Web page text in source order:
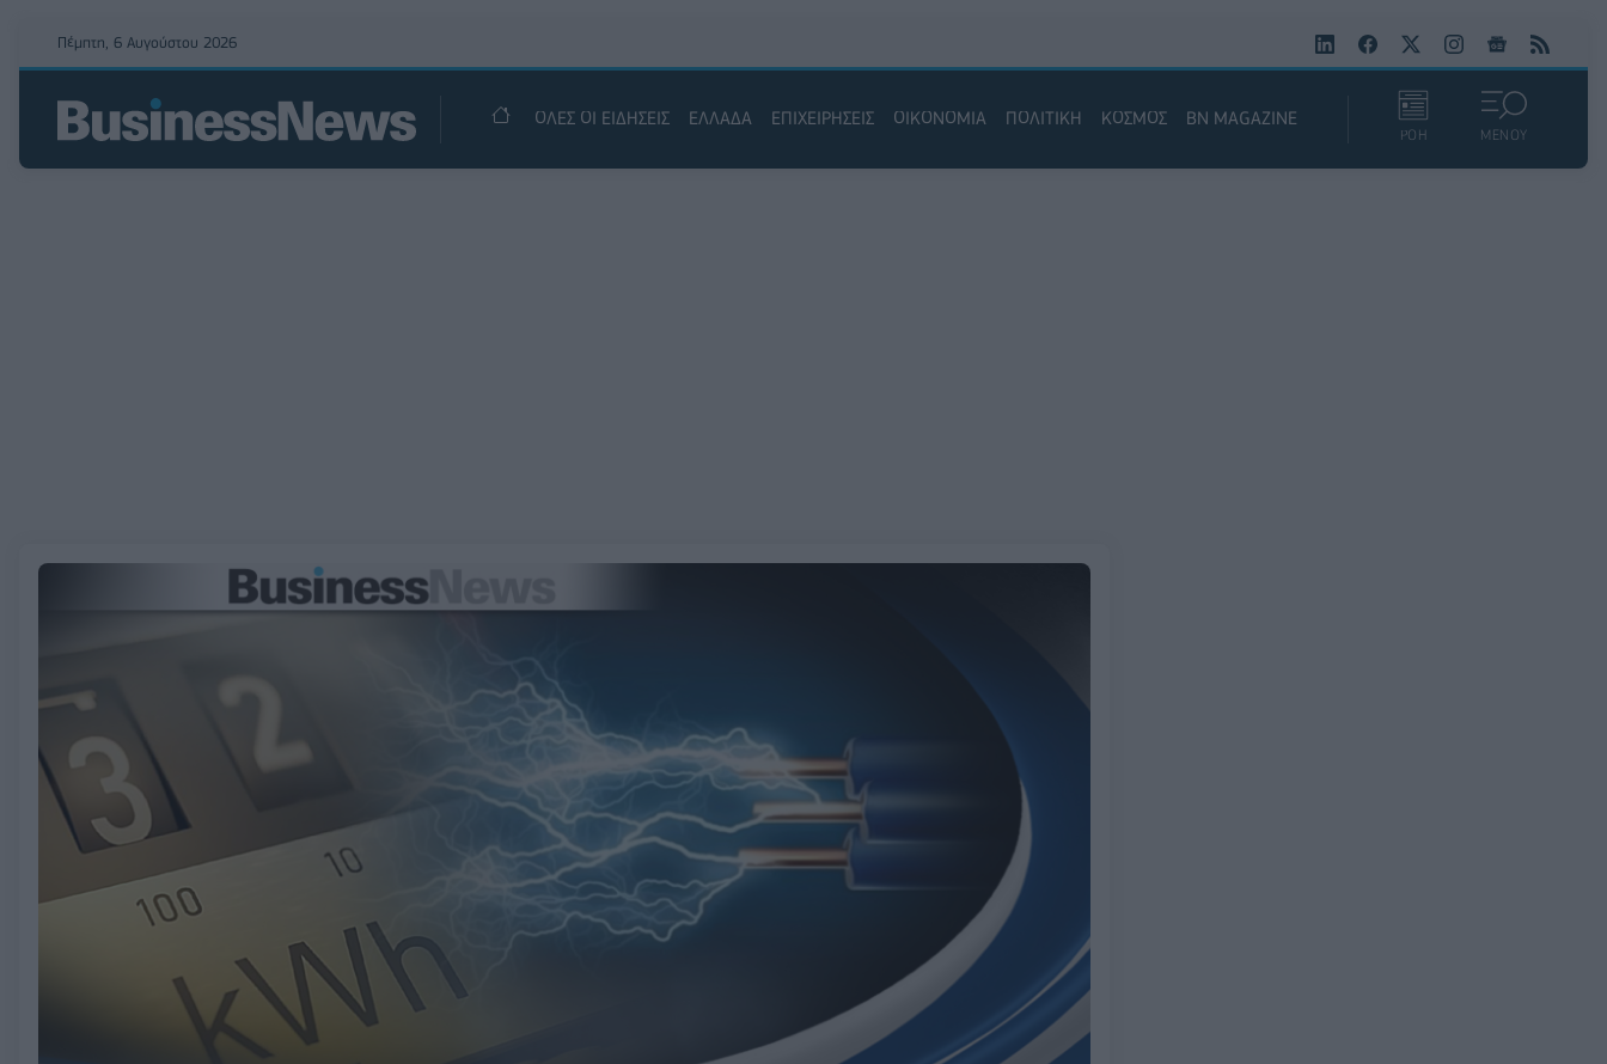
Πέμπτη, 6 Αυγούστου 2026
ΟΛΕΣ ΟΙ ΕΙΔΗΣΕΙΣ ΕΛΛΑΔΑ ΕΠΙΧΕΙΡΗΣΕΙΣ ΟΙΚΟΝΟΜΙΑ ΠΟΛΙΤΙΚΗ ΚΟΣΜΟΣ BN MAGAZINE
ΡΟΗ ΜΕΝΟΥ